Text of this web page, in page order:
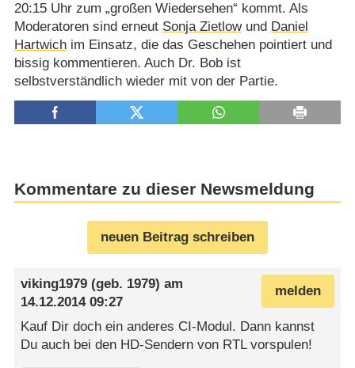
20:15 Uhr zum „großen Wiedersehen“ kommt. Als
Moderatoren sind erneut Sonja Zietlowund Daniel
Hartwichim Einsatz, die das Geschehen pointiert und
bissig kommentieren. Auch Dr. Bob ist
selbstverständlich wieder mit von der Partie.
Kommentare zu dieser Newsmeldung
neuen Beitrag schreiben
melden
viking1979 (geb. 1979) am
14.12.2014 09:27
Kauf Dir doch ein anderes CI-Modul. Dann kannst
Du auch bei den HD-Sendern von RTL vorspulen!